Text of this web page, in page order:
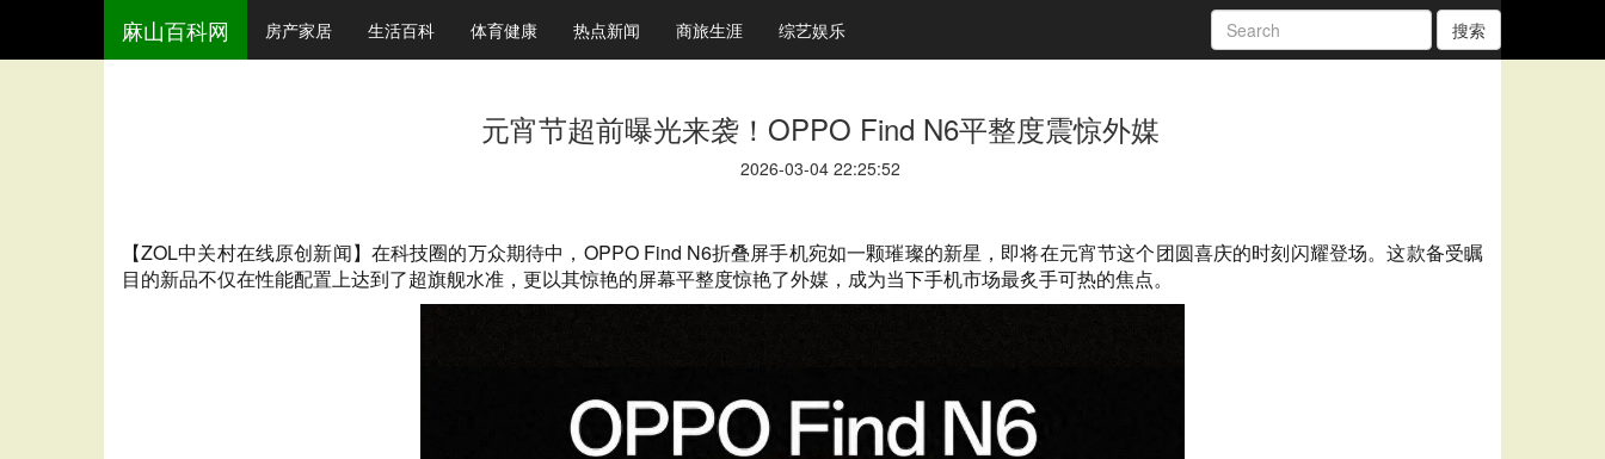
麻山百科网 房产家居 生活百科 体育健康 热点新闻 商旅生涯 综艺娱乐 搜索
元宵节超前曝光来袭！OPPO Find N6平整度震惊外媒
2026-03-04 22:25:52
【ZOL中关村在线原创新闻】在科技圈的万众期待中，OPPO Find N6折叠屏手机宛如一颗璀璨的新星，即将在元宵节这个团圆喜庆的时刻闪耀登场。这款备受瞩
目的新品不仅在性能配置上达到了超旗舰水准，更以其惊艳的屏幕平整度惊艳了外媒，成为当下手机市场最炙手可热的焦点。